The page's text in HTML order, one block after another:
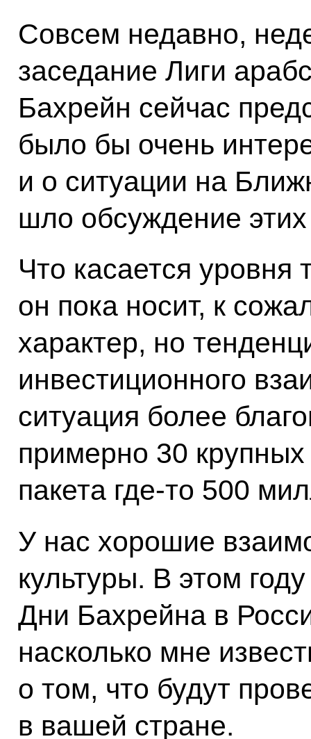
Совсем недавно,
заседание Лиги
Бахрейн сейчас
было бы очень
и о ситуации на
шло обсуждение
Что касается уровня
он пока носит, к
характер, но
инвестиционного
ситуация более
примерно 30
пакета где-то 500
У нас хорошие
культуры. В этом
Дни Бахрейна в
насколько мне
о том, что будут
в вашей стране.